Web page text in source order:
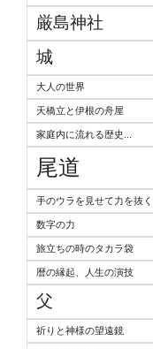
厳島神社
城
大人の世界
天橋立と伊根の舟屋
家庭内に流れる歴史...
尾道
手のウラを見せて力を抜く
数字の力
旅立ちの時のタカラ袋
暦の縁起、人生の演技
父
祈りと神様の望遠鏡